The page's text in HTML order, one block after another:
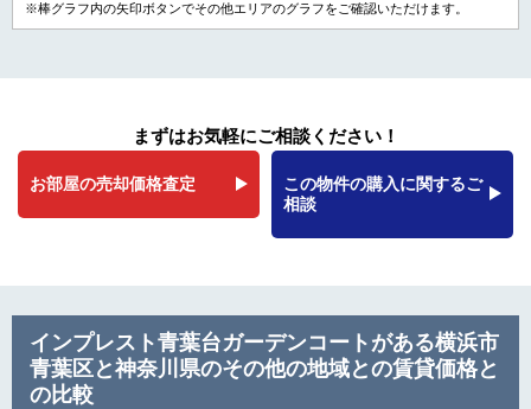
※棒グラフ内の矢印ボタンでその他エリアのグラフをご確認いただけます。
まずはお気軽にご相談ください！
お部屋の売却価格査定
この物件の購入に関するご
相談
インプレスト青葉台ガーデンコートがある横浜市
青葉区と神奈川県のその他の地域との賃貸価格と
の比較